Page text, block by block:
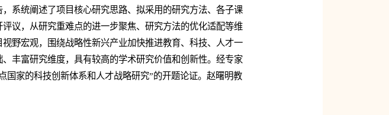
系统阐述了项目核心研究思路、拟采用的研究方法、各子课
议，从研究重难点的进一步聚焦、研究方法的优化适配等维
野宏观，围绕战略性新兴产业加快推进教育、科技、人才一
丰富研究维度，具有较高的学术研究价值和创新性。经专家
家的科技创新体系和人才战略研究”的开题论证。赵曙明教